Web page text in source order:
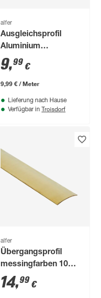
alfer
Ausgleichsprofil
Aluminium
champagner 38,5 x
7,5 mm
9,99 €
9,99 € / Meter
Lieferung nach Hause
Verfügbar in Troisdorf
alfer
Übergangsprofil
messingfarben 1000
x 38 mm
14,99 €